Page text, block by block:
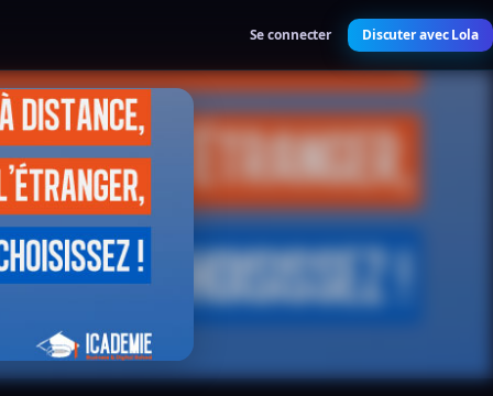
Se connecter Discuter avec Lola